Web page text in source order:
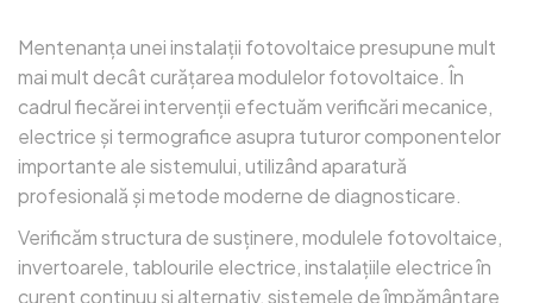
Mentenanța unei instalații fotovoltaice presupune mult
mai mult decât curățarea modulelor fotovoltaice. În
cadrul fiecărei intervenții efectuăm verificări mecanice,
electrice și termografice asupra tuturor componentelor
importante ale sistemului, utilizând aparatură
profesională și metode moderne de diagnosticare.
Verificăm structura de susținere, modulele fotovoltaice,
invertoarele, tablourile electrice, instalațiile electrice în
curent continuu și alternativ, sistemele de împământare